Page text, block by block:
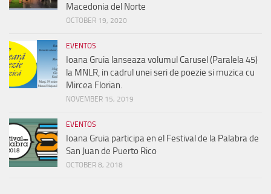
Macedonia del Norte
OCTOBER 19, 2020
EVENTOS
Ioana Gruia lanseaza volumul Carusel (Paralela 45)
la MNLR, in cadrul unei seri de poezie si muzica cu
Mircea Florian.
NOVEMBER 15, 2019
EVENTOS
Ioana Gruia participa en el Festival de la Palabra de
San Juan de Puerto Rico
OCTOBER 8, 2018